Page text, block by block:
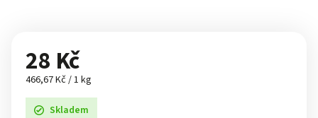
28 Kč
466,67 Kč / 1 kg
Skladem